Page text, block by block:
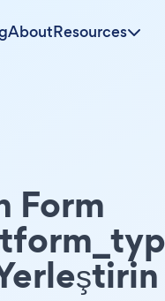
AboutResources
Form